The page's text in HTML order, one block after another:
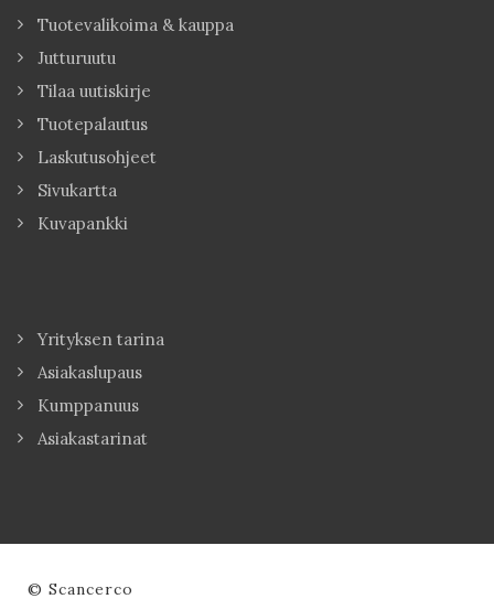
Tuotevalikoima & kauppa
Jutturuutu
Tilaa uutiskirje
Tuotepalautus
Laskutusohjeet
Sivukartta
Kuvapankki
Yrityksen tarina
Asiakaslupaus
Kumppanuus
Asiakastarinat
© Scancerco